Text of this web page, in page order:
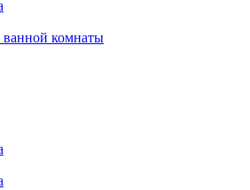
ванной комнаты